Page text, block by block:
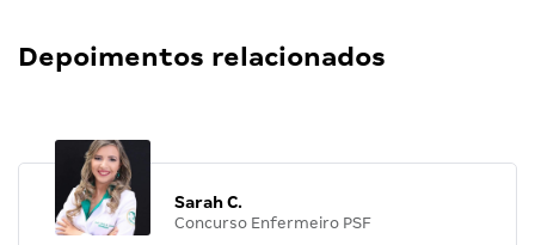
Depoimentos relacionados
Sarah C.
Concurso Enfermeiro PSF